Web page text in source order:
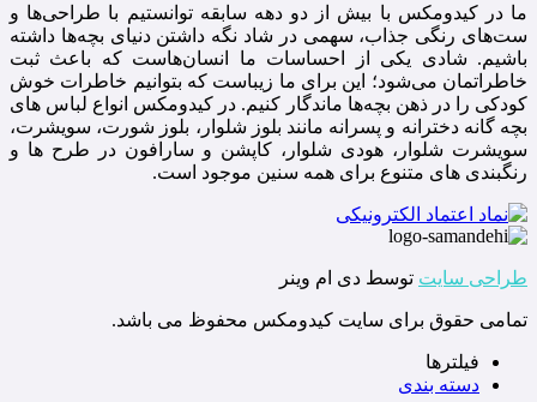
ما در کیدومکس با بیش از دو دهه سابقه توانستیم با طراحی‌ها و
ست‌های رنگی جذاب، سهمی در شاد نگه داشتن دنیای بچه‌ها داشته
باشیم. شادی یکی از احساسات ما انسان‌هاست که باعث ثبت
خاطراتمان می‌شود؛ این برای ما زیباست که بتوانیم خاطرات خوش
کودکی را در ذهن بچه‌ها ماندگار کنیم. در کیدومکس انواع لباس های
بچه گانه دخترانه و پسرانه مانند بلوز شلوار، بلوز شورت، سویشرت،
سویشرت شلوار، هودی شلوار، کاپشن و سارافون در طرح ها و
رنگبندی های متنوع برای همه سنین موجود است.
طراحی سایت توسط دی ام وینر
تمامی حقوق برای سایت کیدومکس محفوظ می باشد.
فیلترها
دسته بندی